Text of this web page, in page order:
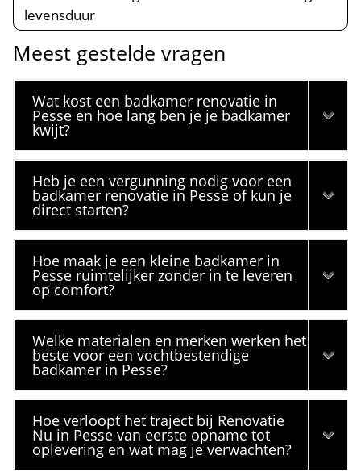
levensduur
Meest gestelde vragen
Wat kost een badkamer renovatie in
Pesse en hoe lang ben je je badkamer
kwijt?
Heb je een vergunning nodig voor een
badkamer renovatie in Pesse of kun je
direct starten?
Hoe maak je een kleine badkamer in
Pesse ruimtelijker zonder in te leveren
op comfort?
Welke materialen en merken werken het
beste voor een vochtbestendige
badkamer in Pesse?
Hoe verloopt het traject bij Renovatie
Nu in Pesse van eerste opname tot
oplevering en wat mag je verwachten?